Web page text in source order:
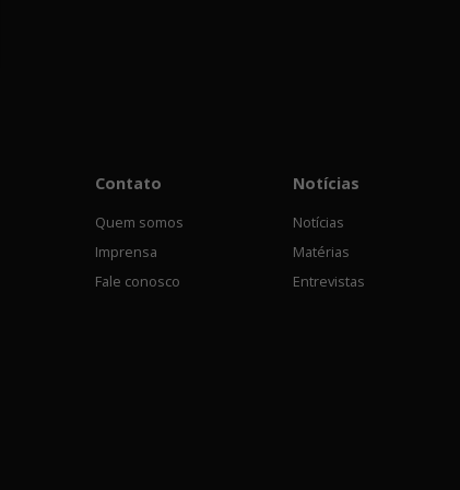
Contato
Quem somos
Imprensa
Fale conosco
Notícias
Notícias
Matérias
Entrevistas